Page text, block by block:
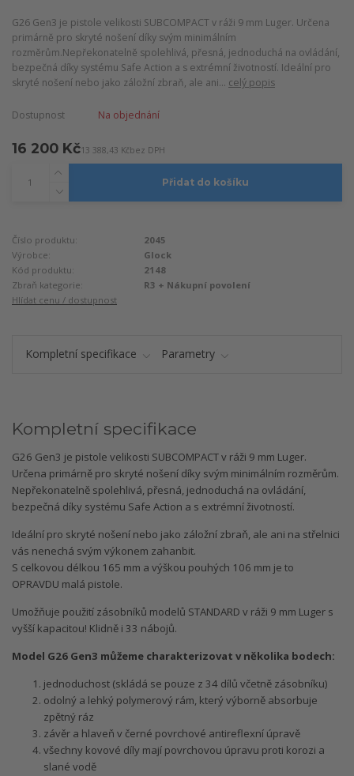
G26 Gen3 je pistole velikosti SUBCOMPACT v ráži 9 mm Luger. Určena
primárně pro skryté nošení díky svým minimálním
rozměrům.Nepřekonatelně spolehlivá, přesná, jednoduchá na ovládání,
bezpečná díky systému Safe Action a s extrémní životností. Ideální pro
skryté nošení nebo jako záložní zbraň, ale ani... celý popis
Dostupnost Na objednání
16 200 Kč13 388,43 Kčbez DPH
Přidat do košíku
Číslo produktu:
2045
Výrobce:
Glock
Kód produktu:
2148
Zbraň kategorie:
R3 + Nákupní povolení
Hlídat cenu / dostupnost
Kompletní specifikace Parametry
Kompletní specifikace
G26 Gen3 je pistole velikosti SUBCOMPACT v ráži 9 mm Luger.
Určena primárně pro skryté nošení díky svým minimálním rozměrům.
Nepřekonatelně spolehlivá, přesná, jednoduchá na ovládání,
bezpečná díky systému Safe Action a s extrémní životností.
Ideální pro skryté nošení nebo jako záložní zbraň, ale ani na střelnici
vás nenechá svým výkonem zahanbit.
S celkovou délkou 165 mm a výškou pouhých 106 mm je to
OPRAVDU malá pistole.
Umožňuje použití zásobníků modelů STANDARD v ráži 9 mm Luger s
vyšší kapacitou! Klidně i 33 nábojů.
Model G26 Gen3 můžeme charakterizovat v několika bodech:
jednoduchost (skládá se pouze z 34 dílů včetně zásobníku)
odolný a lehký polymerový rám, který výborně absorbuje
zpětný ráz
závěr a hlaveň v černé povrchové antireflexní úpravě
všechny kovové díly mají povrchovou úpravu proti korozi a
slané vodě